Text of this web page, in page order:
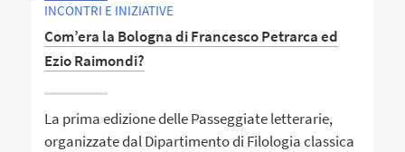
INCONTRI E INIZIATIVE
Com’era la Bologna di Francesco Petrarca ed
Ezio Raimondi?
La prima edizione delle Passeggiate letterarie,
organizzate dal Dipartimento di Filologia classica